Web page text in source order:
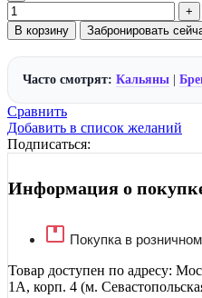
В корзину Забронировать
Часто смотрят: Кальяны
Сравнить
Добавить в список желаний
Подписаться:
Информация о
Покупка в
Товар доступен по адресу:
1А, корп. 4 (м.